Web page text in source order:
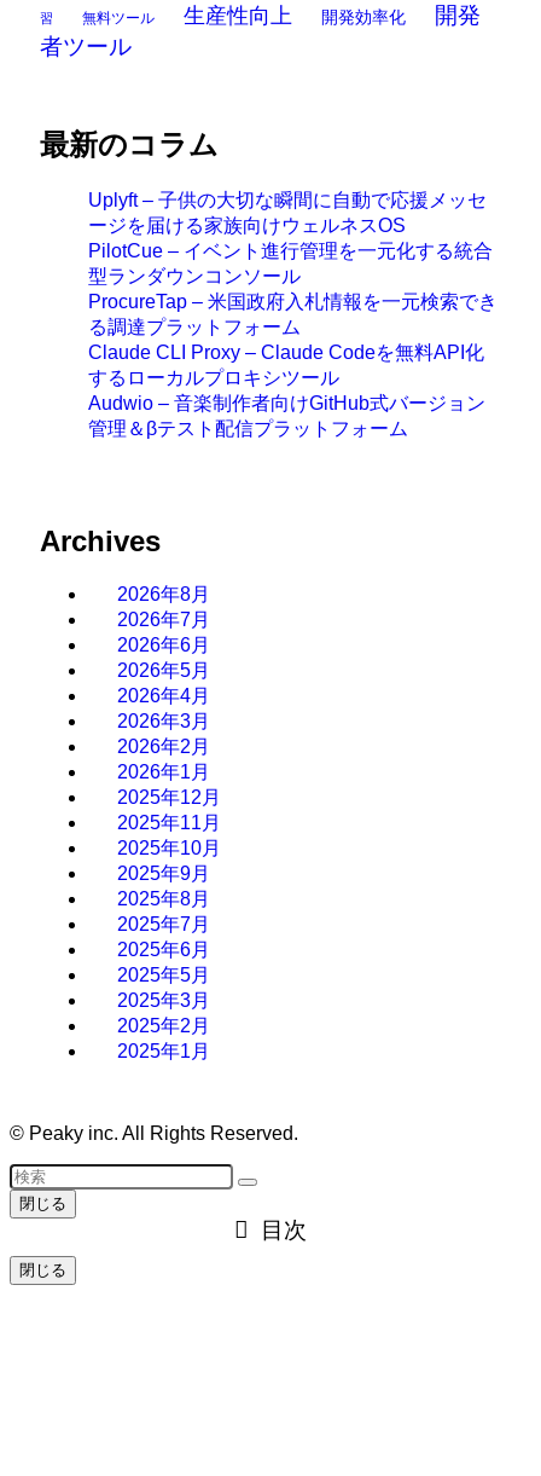
習 無料ツール 生産性向上 開発効率化
開発
者ツール
最新のコラム
Uplyft – 子供の大切な瞬間に自動で応援メッセ
ージを届ける家族向けウェルネスOS
PilotCue – イベント進行管理を一元化する統合
型ランダウンコンソール
ProcureTap – 米国政府入札情報を一元検索でき
る調達プラットフォーム
Claude CLI Proxy – Claude Codeを無料API化
するローカルプロキシツール
Audwio – 音楽制作者向けGitHub式バージョン
管理＆βテスト配信プラットフォーム
Archives
2026年8月
2026年7月
2026年6月
2026年5月
2026年4月
2026年3月
2026年2月
2026年1月
2025年12月
2025年11月
2025年10月
2025年9月
2025年8月
2025年7月
2025年6月
2025年5月
2025年3月
2025年2月
2025年1月
© Peaky inc. All Rights Reserved.
閉じる
目次
閉じる